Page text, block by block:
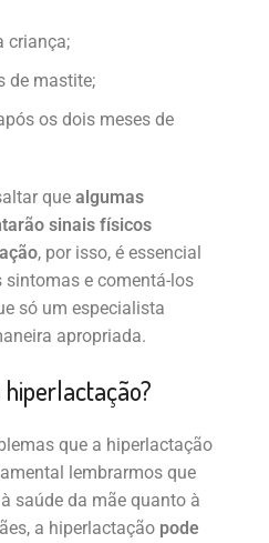
criança;
de mastite;
os dois meses de
que algumas
sinais físicos
, por isso, é essencial
e comentá-los
só um especialista
apropriada.
hiperlactação?
que a hiperlactação
lembrarmos que
saúde da mãe quanto à
a hiperlactação pode